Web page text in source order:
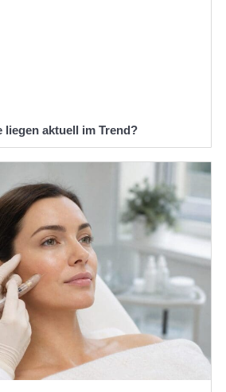
liegen aktuell im Trend?